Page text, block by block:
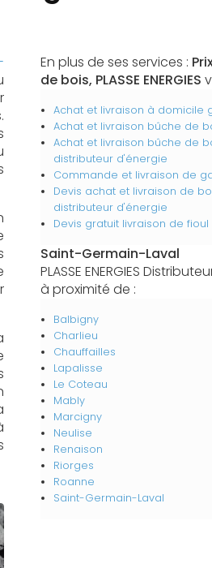
En plus de ses services :
de bois, PLASSE ENERGIES
Achat et livraison à domicile
Achat et livraison bûche de
Achat et livraison bûche de
distributeur d'énergie
Commande et livraison de
Devis achat et livraison de
distributeur d'énergie
Devis gratuit livraison de fioul
Saint-Germain-Laval
PLASSE ENERGIES
à proximité de :
Balbigny
Charlieu
Chauffailles
Lapalisse
Le Coteau
Mably
Marcigny
Neulise
Renaison
Riorges
Roanne
Saint-Germain-Laval